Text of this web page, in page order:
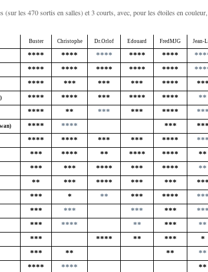
(sur les 470 sortis en salles) et 3 courts, avec, pour les étoiles en
Buster Christophe Dr.Orlof Edouard FredMJG Jean-
**** **** **** **** ****
**** **** **** **** ****
**** *** *** *** **** ***
**** **** *** **** **** **
**** ** *** *** **** ***
**** **** *** ***
**** **** *** *** **** ***
*** **** ** **** **** **
*** *** **** *** **** **
** *** **** *** *** ***
*** * ** *** **** ***
*** *** *** *** ***
*** **** ** *** **
*** **** ** *** *
*** ** ** **
**** **** **